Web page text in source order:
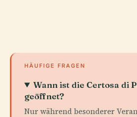
HÄUFIGE FRAGEN
Wann ist die Certosa di
geöffnet?
Nur während besonderer